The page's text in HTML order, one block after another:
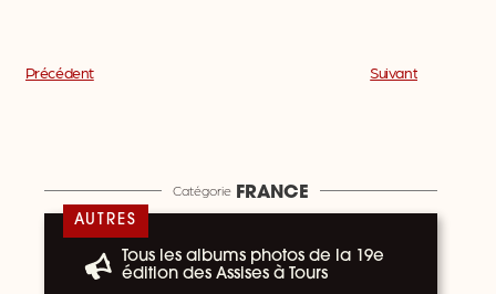
Précédent Suivant
Catégorie FRANCE
AUTRES
Tous les albums photos de la 19e
édition des Assises à Tours